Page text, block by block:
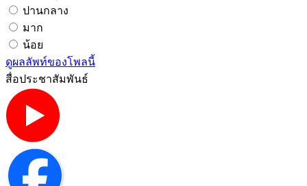
ปานกลาง
มาก
น้อย
ดูผลลัพท์ของโพลนี้
สื่อประชาสัมพันธ์